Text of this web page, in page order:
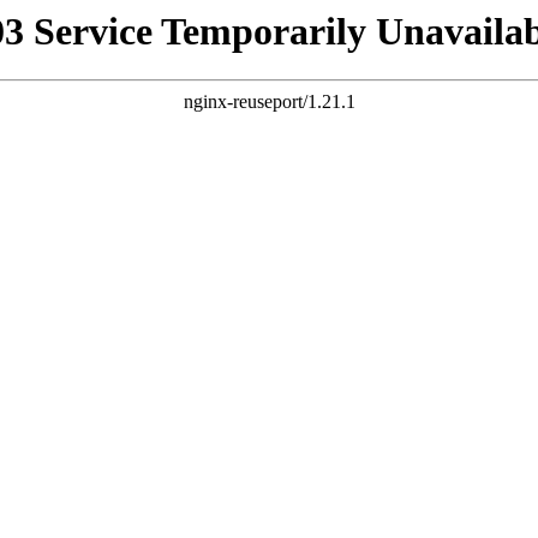
Service Temporarily
nginx-reuseport/1.21.1